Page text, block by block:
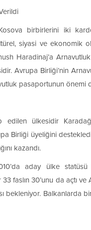
birbirlerini iki
siyasi ve ekonomik
Haradinaj’a Arnavutluk
Avrupa Birliği’nin
pasaportunun önemi
ülkesidir
Birliği üyeliğini
kazandı.
aday ülke statüsü
faslın 30’unu da açtı
bekleniyor. Balkanlarda